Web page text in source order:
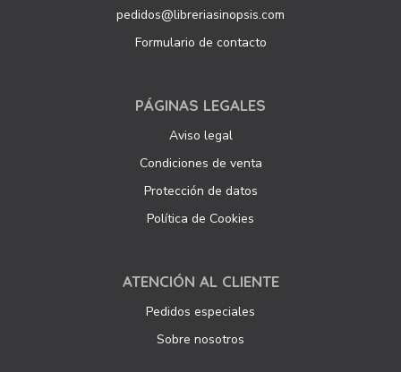
pedidos@libreriasinopsis.com
Formulario de contacto
PÁGINAS LEGALES
Aviso legal
Condiciones de venta
Protección de datos
Política de Cookies
ATENCIÓN AL CLIENTE
Pedidos especiales
Sobre nosotros